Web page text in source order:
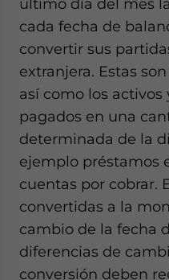
último día del mes
cada fecha de
convertir sus
extranjera. Estas
así como los activos
pagados en una
determinada de la
ejemplo préstamos
cuentas por cobrar.
convertidas a la
cambio de la fecha
diferencias de
conversión deben